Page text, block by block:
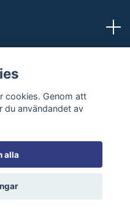
cookies. Genom att
du användandet av
alla